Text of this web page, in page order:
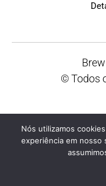
© Todos
Nós utilizamos
experiência em nosso